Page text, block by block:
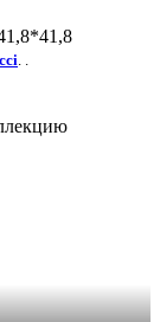
. .